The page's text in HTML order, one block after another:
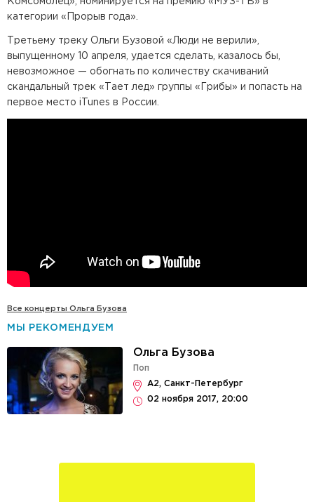
категории «Прорыв года».
Третьему треку Ольги Бузовой «Люди не верили»,
выпущенному 10 апреля, удается сделать, казалось бы,
невозможное — обогнать по количеству скачиваний
скандальный трек «Тает лед» группы «Грибы» и попасть на
первое место iTunes в России.
Все концерты Ольга Бузова
МЫ РЕКОМЕНДУЕМ
Ольга Бузова
Поп
А2, Санкт-Петербург
02 ноября 2017, 20:00